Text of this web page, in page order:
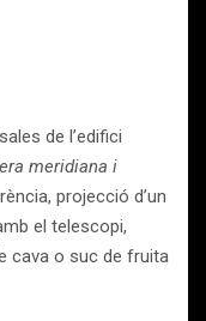
de l’edifici
meridiana i
projecció d’un
el telescopi,
cava o suc de fruita